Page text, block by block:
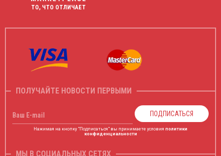
ТО, ЧТО ОТЛИЧАЕТ
ПОЛУЧАЙТЕ НОВОСТИ ПЕРВЫМИ
Ваш E-mail ПОДПИСАТЬСЯ
Нажимая на кнопку "Подписаться" вы принимаете условия политики
конфиденциальности
МЫ В СОЦИАЛЬНЫХ СЕТЯХ